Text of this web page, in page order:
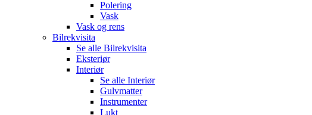
Polering
Vask
Vask og rens
Bilrekvisita
Se alle Bilrekvisita
Eksteriør
Interiør
Se alle Interiør
Gulvmatter
Instrumenter
Lukt